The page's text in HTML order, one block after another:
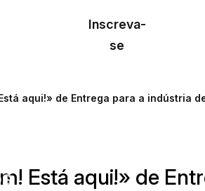
Inscreva-
se
aqui!» de Entrega para a indústria
Está aqui!» de